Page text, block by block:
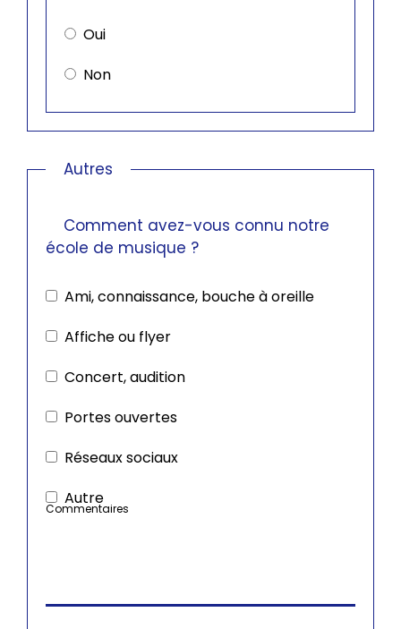
Oui
Non
Autres
Comment avez-vous connu notre
école de musique ?
Ami, connaissance, bouche à oreille
Affiche ou flyer
Concert, audition
Portes ouvertes
Réseaux sociaux
Autre
Commentaires